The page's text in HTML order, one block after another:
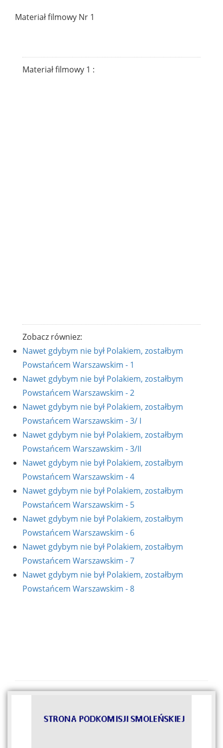
Materiał filmowy Nr 1
Materiał filmowy 1 :
Zobacz równiez:
Nawet gdybym nie był Polakiem, zostałbym
Powstańcem Warszawskim - 1
Nawet gdybym nie był Polakiem, zostałbym
Powstańcem Warszawskim - 2
Nawet gdybym nie był Polakiem, zostałbym
Powstańcem Warszawskim - 3/ I
Nawet gdybym nie był Polakiem, zostałbym
Powstańcem Warszawskim - 3/II
Nawet gdybym nie był Polakiem, zostałbym
Powstańcem Warszawskim - 4
Nawet gdybym nie był Polakiem, zostałbym
Powstańcem Warszawskim - 5
Nawet gdybym nie był Polakiem, zostałbym
Powstańcem Warszawskim - 6
Nawet gdybym nie był Polakiem, zostałbym
Powstańcem Warszawskim - 7
Nawet gdybym nie był Polakiem, zostałbym
Powstańcem Warszawskim - 8